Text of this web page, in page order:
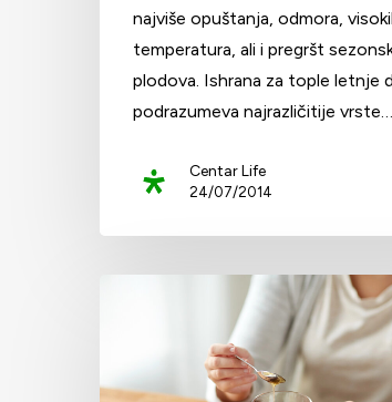
najviše opuštanja, odmora,
temperatura, ali i pregršt
plodova. Ishrana za tople letnje
podrazumeva najrazličitije vrste…
Centar Life
24/07/2014